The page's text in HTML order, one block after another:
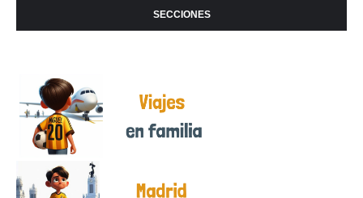
SECCIONES